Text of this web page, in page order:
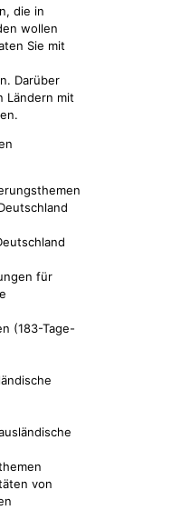
die in
wollen
Sie mit
Darüber
Ländern mit
für
(183-Tage-
von